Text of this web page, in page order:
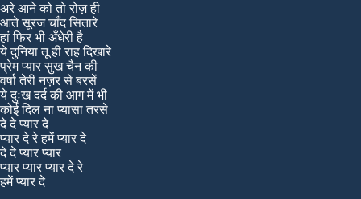
अरे आने को तो रोज़ ही
आते सूरज चाँद सितारे
हां फिर भी अँधेरी है
ये दुनिया तू ही राह दिखारे
प्रेम प्यार सुख चैन की
वर्षा तेरी नज़र से बरसें
ये दुःख दर्द की आग में भी
कोई दिल ना प्यासा तरसे
दे दे प्यार दे
प्यार दे रे हमें प्यार दे
दे दे प्यार प्यार
प्यार प्यार प्यार दे रे
हमें प्यार दे